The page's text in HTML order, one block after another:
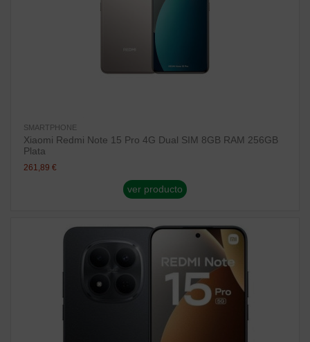
SMARTPHONE
Xiaomi Redmi Note 15 Pro 4G Dual SIM 8GB RAM 256GB
Plata
261,89 €
ver producto